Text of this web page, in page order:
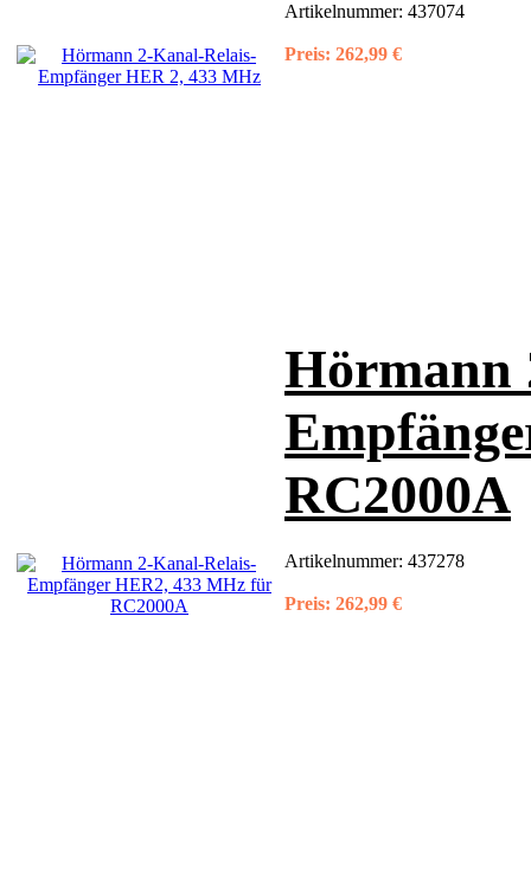
Artikelnummer: 437074
Preis: 262,99 €
Hörmann
RC2000A
Artikelnummer: 437278
Preis: 262,99 €